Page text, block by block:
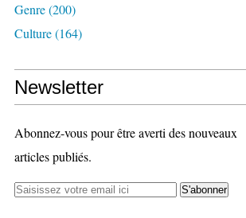
Genre(200)
Culture(164)
Newsletter
Abonnez-vous pour être averti des nouveaux
articles publiés.